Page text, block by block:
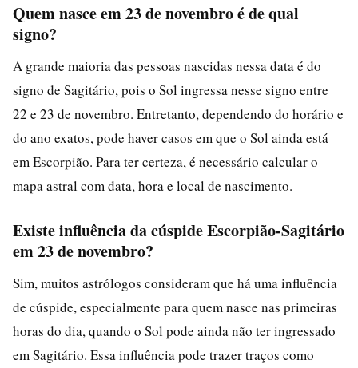
Quem nasce em 23 de novembro é de qual
signo?
A grande maioria das pessoas nascidas nessa data é do
signo de Sagitário, pois o Sol ingressa nesse signo entre
22 e 23 de novembro. Entretanto, dependendo do horário e
do ano exatos, pode haver casos em que o Sol ainda está
em Escorpião. Para ter certeza, é necessário calcular o
mapa astral com data, hora e local de nascimento.
Existe influência da cúspide Escorpião-Sagitário
em 23 de novembro?
Sim, muitos astrólogos consideram que há uma influência
de cúspide, especialmente para quem nasce nas primeiras
horas do dia, quando o Sol pode ainda não ter ingressado
em Sagitário. Essa influência pode trazer traços como